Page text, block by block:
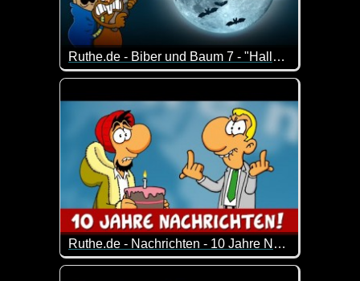
Ruthe.de - Biber und Baum 7 - "Halloween-Special"
Halloween-Special der Serie um einen Biber, der
Ruthe.de - Nachrichten - 10 Jahre Nachrichten
Frederik Schrader und Tjorben Eckermann